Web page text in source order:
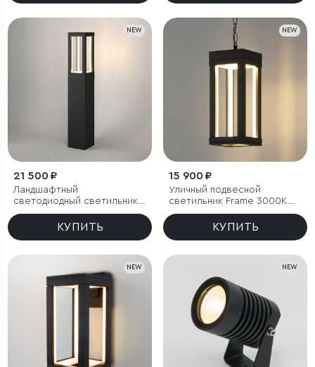
NEW
21 500 ₽
Ландшафтный
светодиодный светильник
Frame 3000K чёрный
КУПИТЬ
NEW
15 900 ₽
Уличный подвесной
светильник Frame 3000K
чёрный
КУПИТЬ
NEW NEW